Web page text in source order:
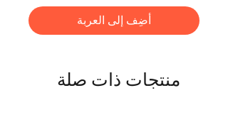
أضِف إلى العربة
منتجات ذات صلة